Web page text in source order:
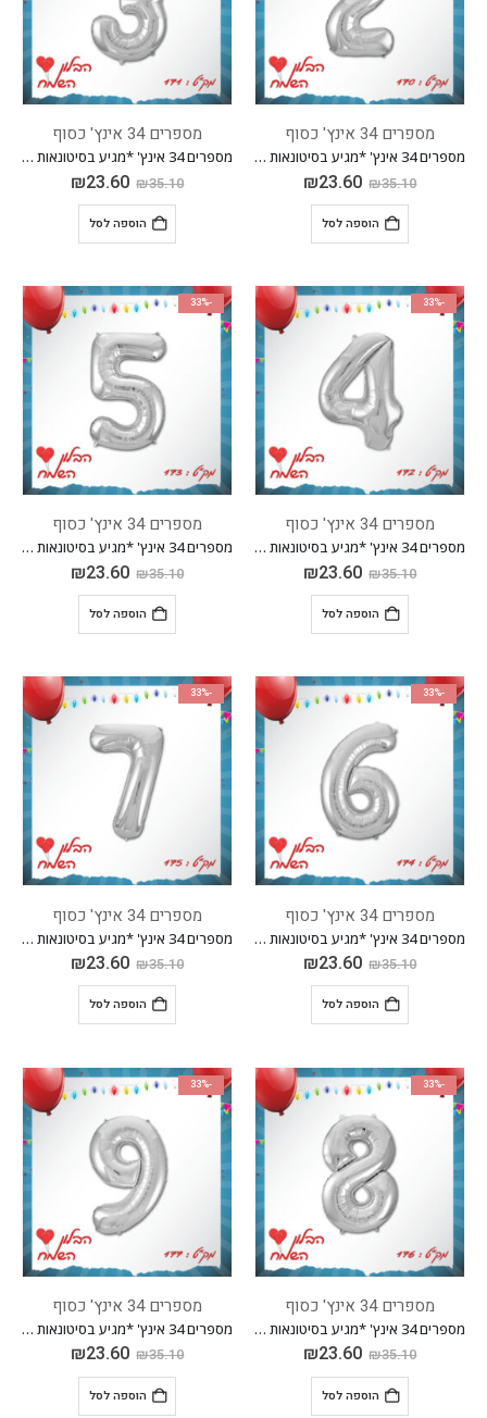
מספרים 34 אינץ' כסוף
מספרים 34 אינץ' *מגיע בסיטונאות חבילה של 5 יח'*
₪35.10
₪23.60
הוספה לסל
מספרים 34 אינץ' כסוף
מספרים 34 אינץ' *מגיע בסיטונאות חבילה של 5 יח'*
₪35.10
₪23.60
הוספה לסל
-33%
מספרים 34 אינץ' כסוף
מספרים 34 אינץ' *מגיע בסיטונאות חבילה של 5 יח'*
₪35.10
₪23.60
הוספה לסל
-33%
מספרים 34 אינץ' כסוף
מספרים 34 אינץ' *מגיע בסיטונאות חבילה של 5 יח'*
₪35.10
₪23.60
הוספה לסל
-33%
מספרים 34 אינץ' כסוף
מספרים 34 אינץ' *מגיע בסיטונאות חבילה של 5 יח'*
₪35.10
₪23.60
הוספה לסל
-33%
מספרים 34 אינץ' כסוף
מספרים 34 אינץ' *מגיע בסיטונאות חבילה של 5 יח'*
₪35.10
₪23.60
הוספה לסל
-33%
מספרים 34 אינץ' כסוף
מספרים 34 אינץ' *מגיע בסיטונאות חבילה של 5 יח'*
₪35.10
₪23.60
הוספה לסל
-33%
מספרים 34 אינץ' כסוף
מספרים 34 אינץ' *מגיע בסיטונאות חבילה של 5 יח'*
₪35.10
₪23.60
הוספה לסל